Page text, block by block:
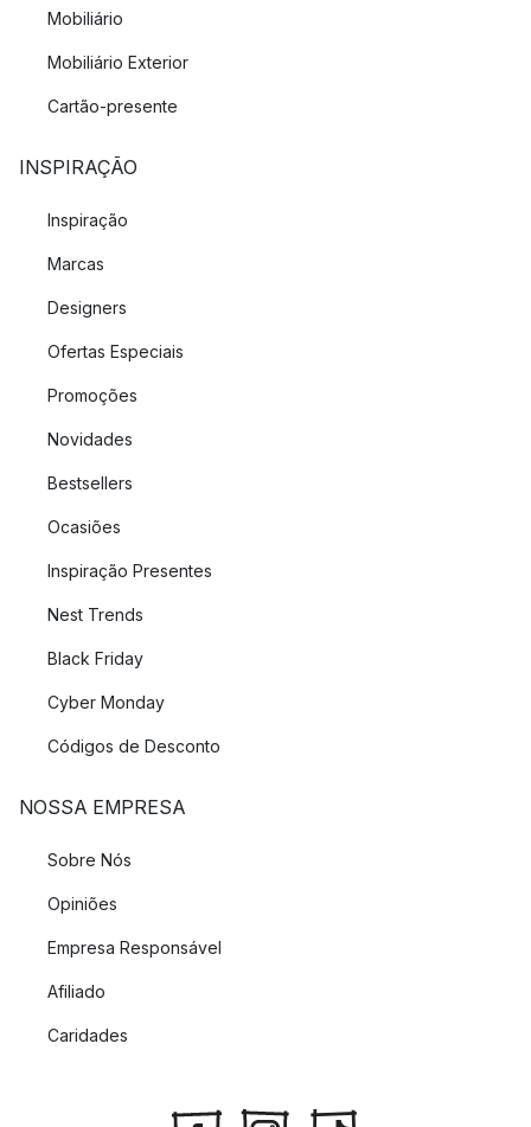
Mobiliário
Mobiliário Exterior
Cartão-presente
INSPIRAÇÃO
Inspiração
Marcas
Designers
Ofertas Especiais
Promoções
Novidades
Bestsellers
Ocasiões
Inspiração Presentes
Nest Trends
Black Friday
Cyber Monday
Códigos de Desconto
NOSSA EMPRESA
Sobre Nós
Opiniões
Empresa Responsável
Afiliado
Caridades